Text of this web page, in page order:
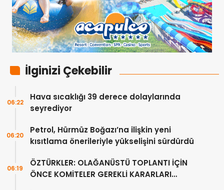
İlginizi Çekebilir
Hava sıcaklığı 39 derece dolaylarında
seyrediyor
06:22
Petrol, Hürmüz Boğazı’na ilişkin yeni
kısıtlama önerileriyle yükselişini sürdürdü
06:20
ÖZTÜRKLER: OLAĞANÜSTÜ TOPLANTI İÇİN
ÖNCE KOMİTELER GEREKLİ KARARLARI
06:19